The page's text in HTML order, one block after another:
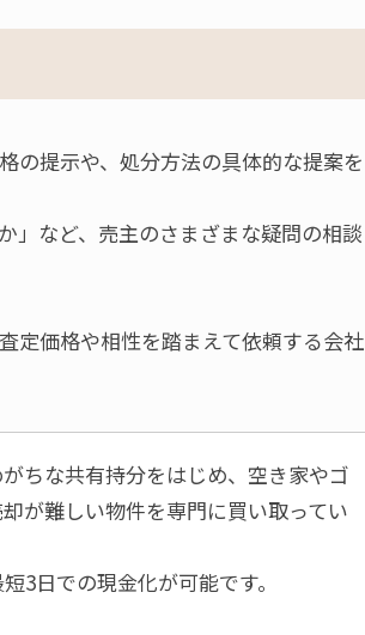
の提示や、処分方法の具体的な提案を
」など、売主のさまざまな疑問の相談
定価格や相性を踏まえて依頼する会社
ちな共有持分をはじめ、空き家やゴ
が難しい物件を専門に買い取ってい
3日での現金化が可能です。